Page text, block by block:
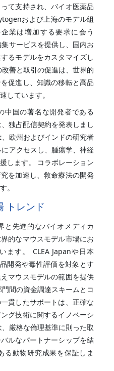
て支持され、バイオ医薬品
および上海のモデル組
業は増加する要求に会う
サービスを提供し、国内お
るモデルをカスタマイズし
善と取引の促進は、世界的
促進し、知識の移転と高品
しています。
中国の著名な開発者である
独占配信契約を発表しまし
欧州およびインドの研究者
アクセスし、腫瘍学、神経
します。 コラボレーション
を加速し、救命療法の開発
。
トレンド
と先進的なバイオメディカ
的なマウスモデル市場にお
ます。 CLEA Japanや日本
開発や毒性評価を対象とす
マウスモデルの範囲を提供
間の資金調達スキームとコ
貫したサポートは、正確な
グ技術に関するイノベーシ
厳格な倫理基準に則った取
ルなパートナーシップを結
る動物研究成果を保証しま